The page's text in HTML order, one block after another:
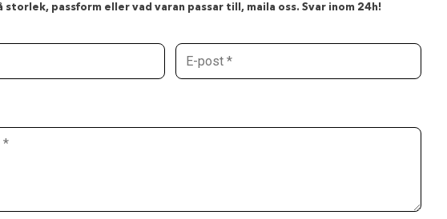
storlek, passform eller vad varan passar till, maila oss. Svar inom 24h!